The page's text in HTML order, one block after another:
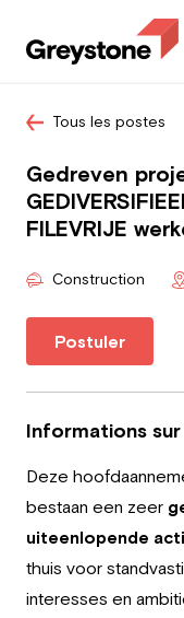
Employeur
À propos de nous
Jobs
Nos services
Secteurs
Tous les postes
Gedreven
FILEVRIJE
Construction
Postuler
Informations
Deze
bestaan een zeer
uiteenlopende
thuis voor
interesses en